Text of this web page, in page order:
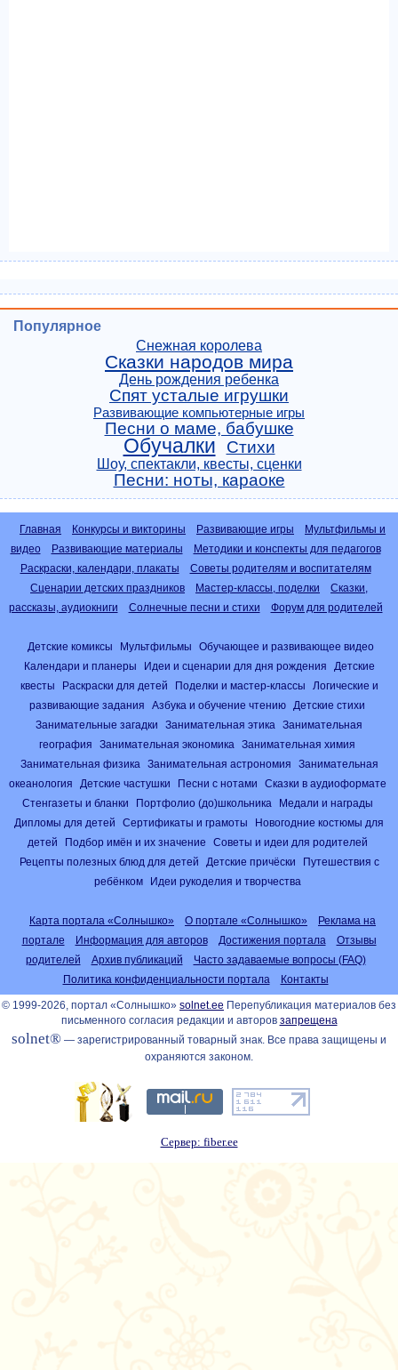
Популярное
Снежная королева
Сказки народов мира
День рождения ребенка
Спят усталые игрушки
Развивающие компьютерные игры
Песни о маме, бабушке
Обучалки Стихи
Шоу, спектакли, квесты, сценки
Песни: ноты, караоке
Главная Конкурсы и викторины Развивающие игры
Мультфильмы и
видео
Развивающие материалы
Методики и конспекты для педагогов
Раскраски, календари, плакаты
Советы родителям и воспитателям
Сценарии детских праздников
Мастер-классы, поделки
Сказки,
рассказы, аудиокниги
Солнечные песни и стихи Форум для родителей
Детские комиксы Мультфильмы
Обучающее и развивающее видео
Календари и планеры
Идеи и сценарии для дня рождения
Детские
квесты
Раскраски для детей Поделки и мастер-классы
Логические и
развивающие задания
Азбука и обучение чтению
Детские стихи
Занимательные загадки
Занимательная этика
Занимательная
география
Занимательная экономика
Занимательная химия
Занимательная физика
Занимательная астрономия
Занимательная
океанология
Детские частушки Песни с нотами
Сказки в аудиоформате
Стенгазеты и бланки
Портфолио (до)школьника
Медали и награды
Дипломы для детей
Сертификаты и грамоты
Новогодние костюмы для
детей
Подбор имён и их значение
Советы и идеи для родителей
Рецепты полезных блюд для детей
Детские причёски
Путешествия с
ребёнком
Идеи рукоделия и творчества
Карта портала «Солнышко» О портале «Солнышко»
Реклама на
портале
Информация для авторов Достижения портала
Отзывы
родителей
Архив публикаций
Часто задаваемые вопросы (FAQ)
Политика конфиденциальности портала
Контакты
© 1999-2026, портал «Солнышко» solnet.ee Перепубликация материалов без
письменного согласия редакции и авторов запрещена
solnet® — зарегистрированный товарный знак. Все права защищены и
охраняются законом.
Сервер: fiber.ee